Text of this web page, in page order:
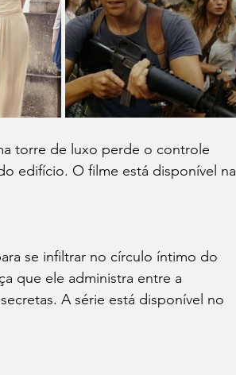
torre de luxo perde o controle
edifício. O filme está disponível na
se infiltrar no círculo íntimo do
que ele administra entre a
A série está disponível no